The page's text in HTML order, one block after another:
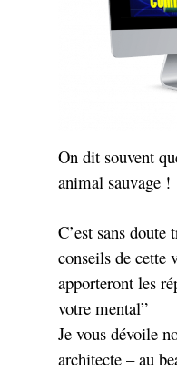
On dit souvent
animal sauvage !
C’est sans
conseils de cette
apporteront les
votre mental”
Je vous dévoile
architecte – au